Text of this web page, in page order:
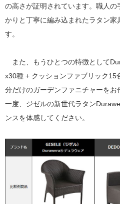
の高さが証明されています。職人
かりと丁寧に編み込まれたラタン
す。
また、もうひとつの特徴として
x30種 + クッションファブリック15
分だけのガーデンファニチャーを
一度、ジゼルの新世代ラタン
ンスを体感してください。